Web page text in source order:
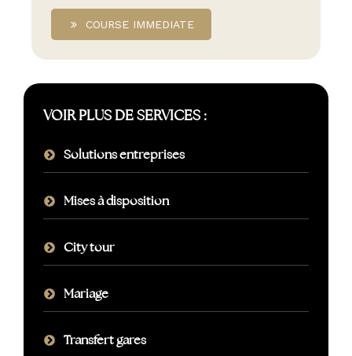
COURSE IMMEDIATE
VOIR PLUS DE SERVICES :
Solutions entreprises
Mises à disposition
City tour
Mariage
Transfert gares